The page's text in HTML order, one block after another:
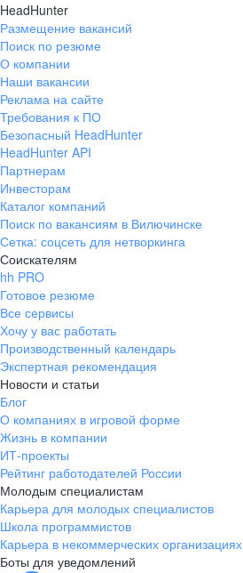
HeadHunter
Размещение вакансий
Поиск по резюме
О компании
Наши вакансии
Реклама на сайте
Требования к ПО
Безопасный HeadHunter
HeadHunter API
Партнерам
Инвесторам
Каталог компаний
Поиск по вакансиям в Вилючинске
Сетка: соцсеть для нетворкинга
Соискателям
hh PRO
Готовое резюме
Все сервисы
Хочу у вас работать
Производственный календарь
Экспертная рекомендация
Новости и статьи
Блог
О компаниях в игровой форме
Жизнь в компании
ИТ-проекты
Рейтинг работодателей России
Молодым специалистам
Карьера для молодых специалистов
Школа программистов
Карьера в некоммерческих организациях
Боты для уведомлений